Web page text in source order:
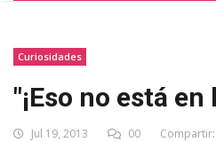
Curiosidades
"¡Eso no está
Jul 19, 2013 00 Compartir: